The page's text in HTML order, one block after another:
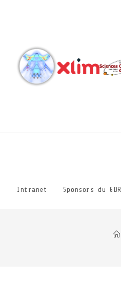
Intranet Sponsors du GDR